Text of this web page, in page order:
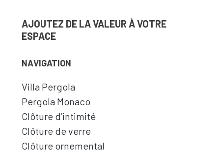
AJOUTEZ DE LA VALEUR À VOTRE
ESPACE
NAVIGATION
Villa Pergola
Pergola Monaco
Clôture d’intimité
Clôture de verre
Clôture ornemental